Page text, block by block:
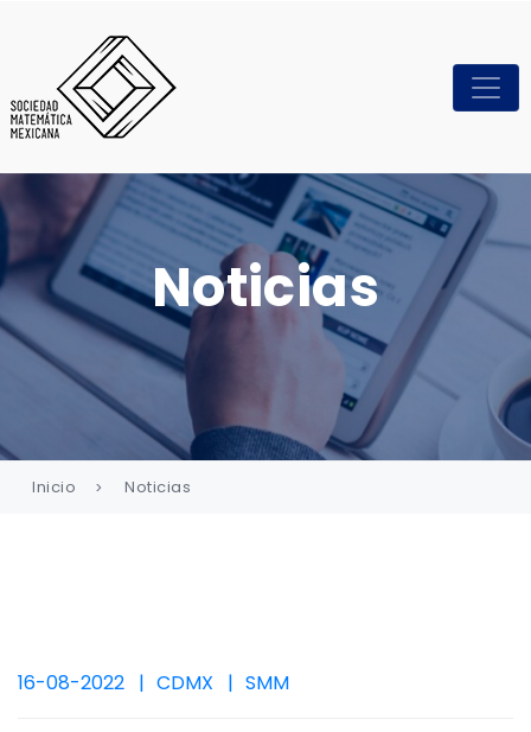
Noticias
Inicio Noticias
16-08-2022 CDMX SMM